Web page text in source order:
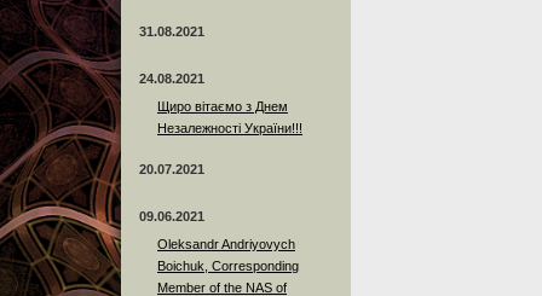
31.08.2021
24.08.2021
Щиро вітаємо з Днем
Незалежності України!!!
20.07.2021
09.06.2021
Oleksandr Andriyovych
Boichuk, Corresponding
Member of the NAS of